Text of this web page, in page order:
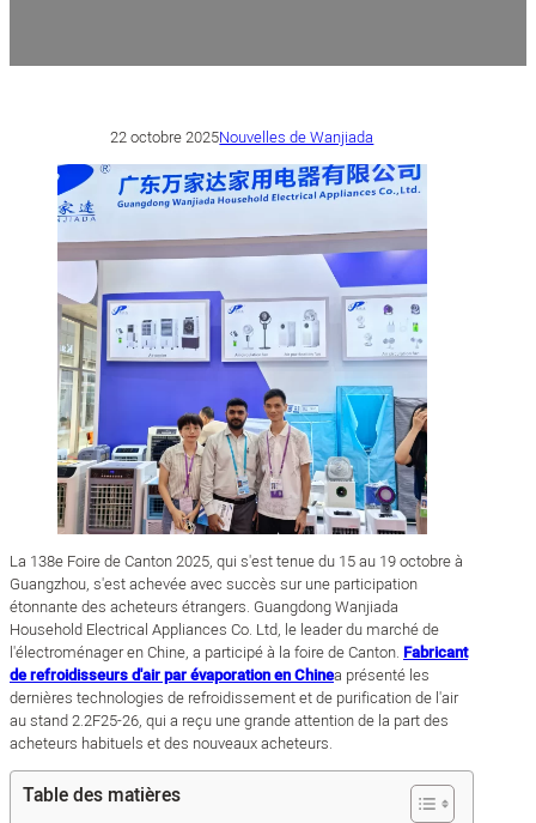
22 octobre 2025Nouvelles de Wanjiada
La 138e Foire de Canton 2025, qui s'est tenue du 15 au 19 octobre à
Guangzhou, s'est achevée avec succès sur une participation
étonnante des acheteurs étrangers. Guangdong Wanjiada
Household Electrical Appliances Co. Ltd, le leader du marché de
l'électroménager en Chine, a participé à la foire de Canton. Fabricant
de refroidisseurs d'air par évaporation en Chinea présenté les
dernières technologies de refroidissement et de purification de l'air
au stand 2.2F25-26, qui a reçu une grande attention de la part des
acheteurs habituels et des nouveaux acheteurs.
Table des matières